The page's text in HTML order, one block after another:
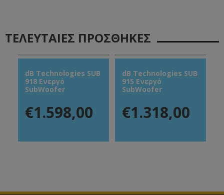
ΤΕΛΕΥΤΑΙΕΣ ΠΡΟΣΘΗΚΕΣ
dB Technologies SUB
918 Ενεργό
SubWoofer
€1.598,00
dB Technologies SUB
915 Ενεργό
SubWoofer
€1.318,00